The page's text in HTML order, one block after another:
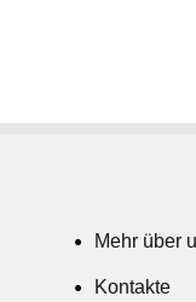
Mehr über
Kontakte